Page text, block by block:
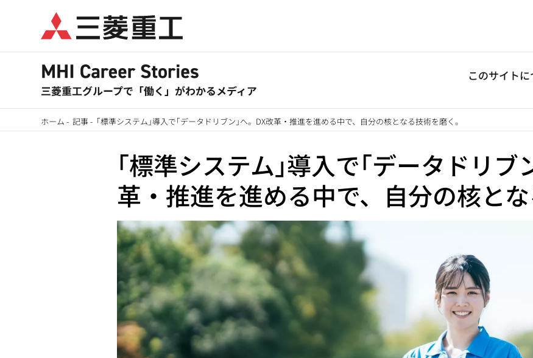
ツ
このサイトに
ホーム -記事- ｢標準システム｣導入で｢データドリブン｣へ。DX改革・推進を進める中で、自分の核となる技術を磨く。
｢標準システム｣導入で｢データドリブ
革・推進を進める中で、自分の核とな